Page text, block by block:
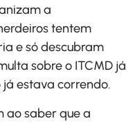
a
tentem
e só descubram
sobre o ITCMD já
estava correndo.
ao saber que a